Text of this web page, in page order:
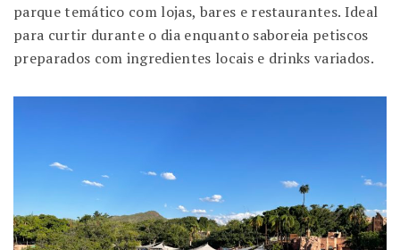
parque temático com lojas, bares e restaurantes. Ideal
para curtir durante o dia enquanto saboreia petiscos
preparados com ingredientes locais e drinks variados.